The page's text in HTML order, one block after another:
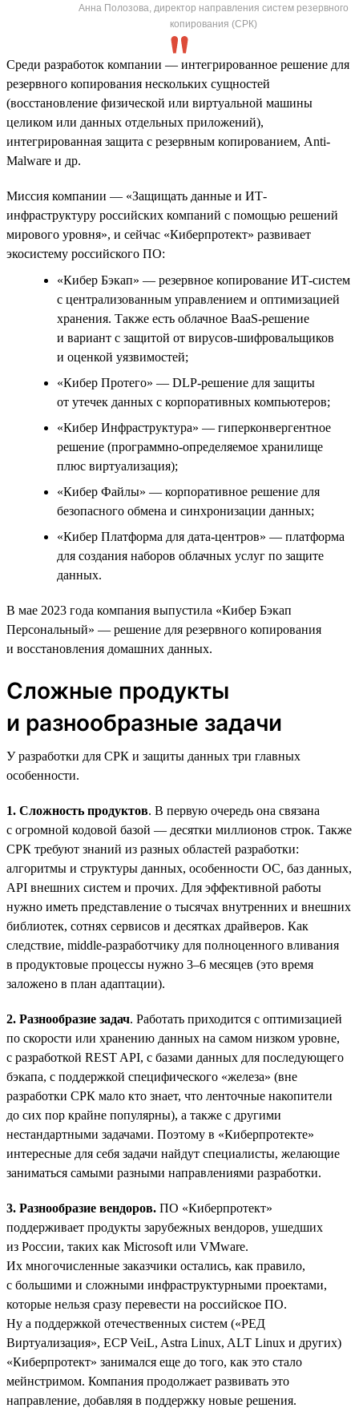
Анна Полозова, директор направления систем резервного
копирования (СРК)
Среди разработок компании — интегрированное решение для
резервного копирования нескольких сущностей
(восстановление физической или виртуальной машины
целиком или данных отдельных приложений),
интегрированная защита с резервным копированием, Anti-
Malware и др.
Миссия компании — «Защищать данные и ИТ-
инфраструктуру российских компаний с помощью решений
мирового уровня», и сейчас «Киберпротект» развивает
экосистему российского ПО:
«Кибер Бэкап» — резервное копирование ИТ-систем
с централизованным управлением и оптимизацией
хранения. Также есть облачное BaaS-решение
и вариант с защитой от вирусов-шифровальщиков
и оценкой уязвимостей;
«Кибер Протего» — DLP-решение для защиты
от утечек данных с корпоративных компьютеров;
«Кибер Инфраструктура» — гиперконвергентное
решение (программно-определяемое хранилище
плюс виртуализация);
«Кибер Файлы» — корпоративное решение для
безопасного обмена и синхронизации данных;
«Кибер Платформа для дата-центров» — платформа
для создания наборов облачных услуг по защите
данных.
В мае 2023 года компания выпустила «Кибер Бэкап
Персональный» — решение для резервного копирования
и восстановления домашних данных.
Сложные продукты
и разнообразные задачи
У разработки для СРК и защиты данных три главных
особенности.
1. Сложность продуктов. В первую очередь она связана
с огромной кодовой базой — десятки миллионов строк. Также
СРК требуют знаний из разных областей разработки:
алгоритмы и структуры данных, особенности ОС, баз данных,
API внешних систем и прочих. Для эффективной работы
нужно иметь представление о тысячах внутренних и внешних
библиотек, сотнях сервисов и десятках драйверов. Как
следствие, middle-разработчику для полноценного вливания
в продуктовые процессы нужно 3–6 месяцев (это время
заложено в план адаптации).
2. Разнообразие задач. Работать приходится с оптимизацией
по скорости или хранению данных на самом низком уровне,
с разработкой REST API, с базами данных для последующего
бэкапа, с поддержкой специфического «железа» (вне
разработки СРК мало кто знает, что ленточные накопители
до сих пор крайне популярны), а также с другими
нестандартными задачами. Поэтому в «Киберпротекте»
интересные для себя задачи найдут специалисты, желающие
заниматься самыми разными направлениями разработки.
3. Разнообразие вендоров. ПО «Киберпротект»
поддерживает продукты зарубежных вендоров, ушедших
из России, таких как Microsoft или VMware.
Их многочисленные заказчики остались, как правило,
с большими и сложными инфраструктурными проектами,
которые нельзя сразу перевести на российское ПО.
Ну а поддержкой отечественных систем («РЕД
Виртуализация», ECP VeiL, Astra Linux, ALT Linux и других)
«Киберпротект» занимался еще до того, как это стало
мейнстримом. Компания продолжает развивать это
направление, добавляя в поддержку новые решения.